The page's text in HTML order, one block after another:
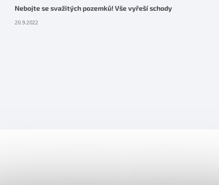
Nebojte se svažitých pozemků! Vše vyřeší schody
20.9.2022